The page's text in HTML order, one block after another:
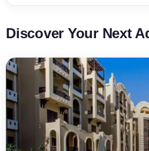
Discover Your Next